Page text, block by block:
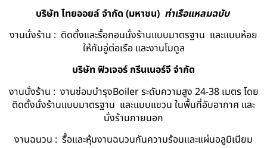
บริษัท ไทยออยล์ จํากัด (มหาชน) ท่าเรือแหลมฉบับ
งานนั่งร้าน : ติดตั้งและรื้อถอนนั่งร้านแบบมาตรฐาน และแบบห้อย
ให้กับอู่ต่อเรือ และงานโมดูล
บริษัท ฟิวเจอร์ กรีนเนอร์จี จำกัด
งานนั่งร้าน : งานซ่อมบำรุงBoiler ระดับความสูง 24-38 เมตร โดย
ติดตั้งนั่งร้านแบบมาตรฐาน และแบบแขวน ในพื้นที่อับอากาศ และ
นั่งร้านภายนอก
งานฉนวน : รื้อและหุ้มงานฉนวนกันความร้อนและแผ่นอลูมิเนียม